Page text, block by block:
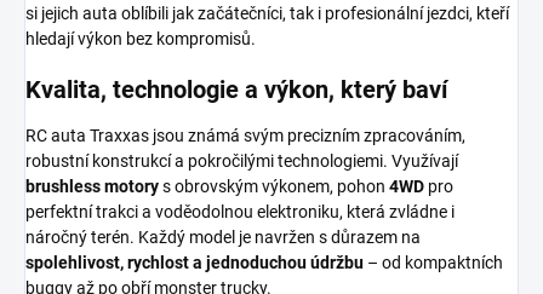
si jejich auta oblíbili jak začátečníci, tak i profesionální jezdci, kteří
hledají výkon bez kompromisů.
Kvalita, technologie a výkon, který baví
RC auta Traxxas jsou známá svým precizním zpracováním,
robustní konstrukcí a pokročilými technologiemi. Využívají
brushless motorys obrovským výkonem, pohon 4WD pro
perfektní trakci a voděodolnou elektroniku, která zvládne i
náročný terén. Každý model je navržen s důrazem na
spolehlivost, rychlost a jednoduchou údržbu – od kompaktních
buggy až po obří monster trucky.